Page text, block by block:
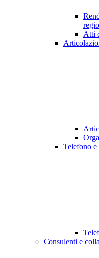
Atti
Telefono e
Consulenti e